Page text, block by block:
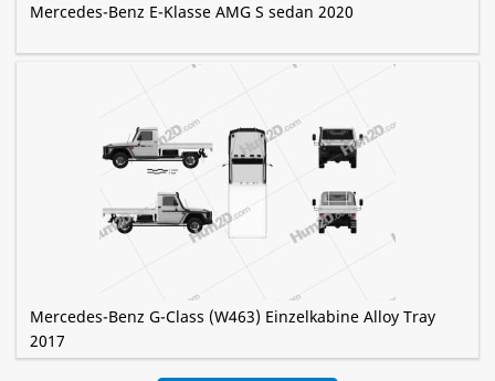
Mercedes-Benz E-Klasse AMG S sedan 2020
Mercedes-Benz G-Class (W463) Einzelkabine Alloy Tray
2017